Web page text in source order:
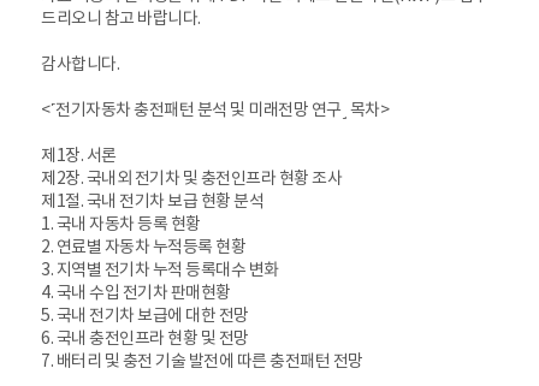
드리오니 참고 바랍니다.
감사합니다.
<˹전기자동차 충전패턴 분석 및 미래전망 연구˼ 목차>
제1장. 서론
제2장. 국내외 전기차 및 충전인프라 현황 조사
제1절. 국내 전기차 보급 현황 분석
1. 국내 자동차 등록 현황
2. 연료별 자동차 누적등록 현황
3. 지역별 전기차 누적 등록대수 변화
4. 국내 수입 전기차 판매현황
5. 국내 전기차 보급에 대한 전망
6. 국내 충전인프라 현황 및 전망
7. 배터리 및 충전 기술 발전에 따른 충전패턴 전망